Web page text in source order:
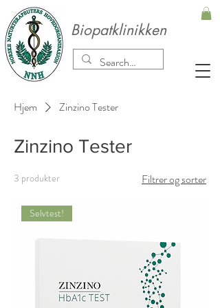
Biopatklinikken
Hjem Zinzino Tester
Zinzino Tester
3 produkter Filtrer og sorter
Selvtest!